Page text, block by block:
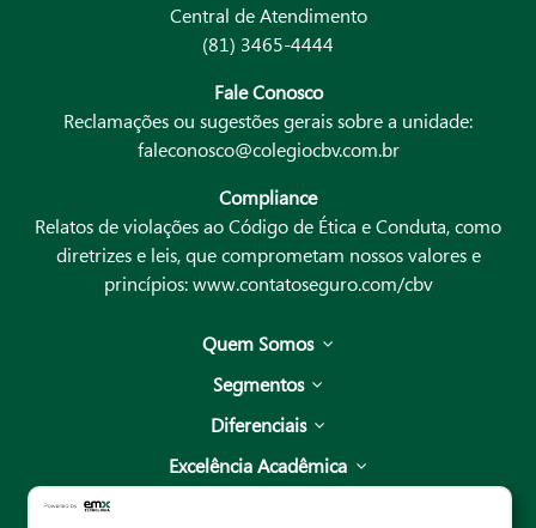
Central de Atendimento
(81) 3465-4444
Fale Conosco
Reclamações ou sugestões gerais sobre a unidade:
faleconosco@colegiocbv.com.br
Compliance
Relatos de violações ao Código de Ética e Conduta, como
diretrizes e leis, que comprometam nossos valores e
princípios:www.contatoseguro.com/cbv
Quem Somos
Segmentos
Diferenciais
Excelência Acadêmica